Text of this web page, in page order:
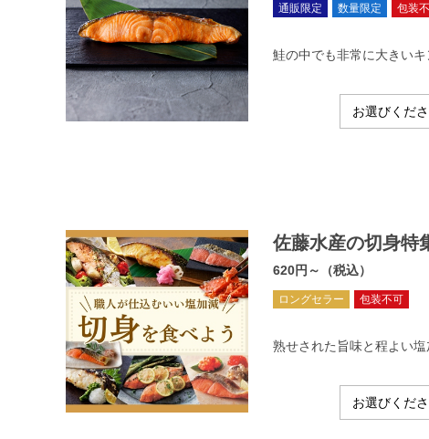
通販限定 数量限定 包装
鮭の中でも非常に大きい
佐藤水産の切身特
620円～（税込）
ロングセラー 包装不可
熟せされた旨味と程よい